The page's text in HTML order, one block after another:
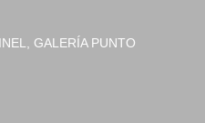
GALERÍA PUNTO